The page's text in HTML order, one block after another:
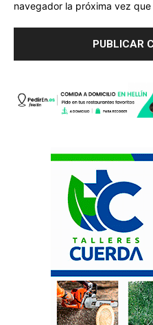
navegador la próxima vez